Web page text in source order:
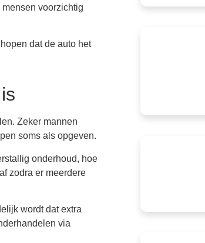
voorzichtig
dat de auto het
Zeker mannen
soms als opgeven.
onderhoud, hoe
zodra er meerdere
wordt dat extra
via